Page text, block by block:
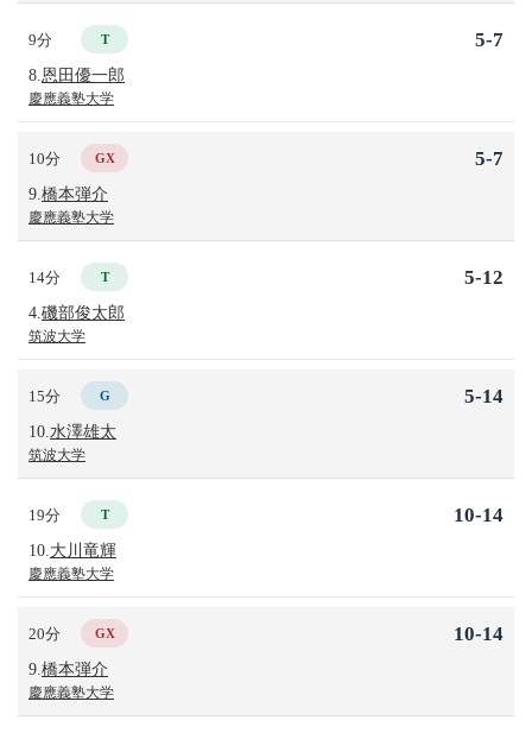
9分 T
8. 恩田優一郎
慶應義塾大学
5-7
10分 GX
9. 橋本弾介
慶應義塾大学
5-7
14分 T
4. 磯部俊太郎
筑波大学
5-12
15分 G
10. 水澤雄太
筑波大学
5-14
19分 T
10. 大川竜輝
慶應義塾大学
10-14
20分 GX
9. 橋本弾介
慶應義塾大学
10-14